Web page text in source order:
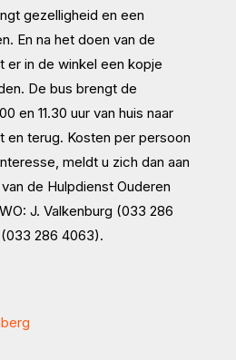
gezelligheid en een
En na het doen van de
in de winkel een kopje
De bus brengt de
en 11.30 uur van huis naar
en terug. Kosten per persoon
meldt u zich dan aan
de Hulpdienst Ouderen
J. Valkenburg (033 286
286 4063).